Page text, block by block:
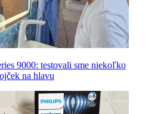
9000: testovali sme niekoľko
na hlavu